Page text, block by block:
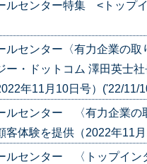
ルセンター特集 <トップ
ルセンター〈有力企業の
ー・ドットコム 澤田英士
年11月10日号）('22/11/
ルセンター 〈有力企業
客体験を提供（2022年11
ルセンター 〈トップイ